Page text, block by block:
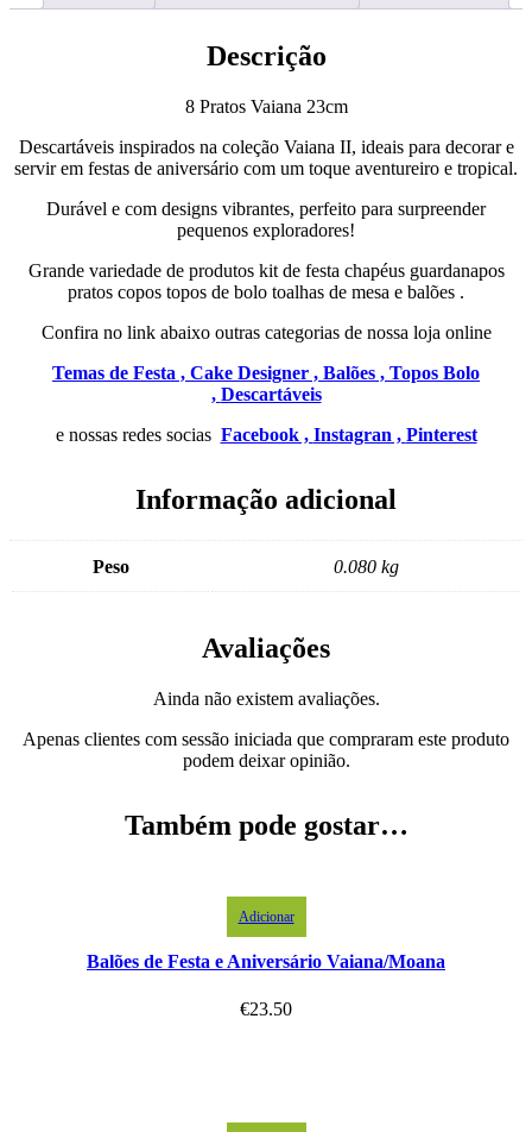
Descrição
8 Pratos Vaiana 23cm
Descartáveis inspirados na coleção Vaiana II, ideais para decorar e
servir em festas de aniversário com um toque aventureiro e tropical.
Durável e com designs vibrantes, perfeito para surpreender
pequenos exploradores!
Grande variedade de produtos kit de festa chapéus guardanapos
pratos copos topos de bolo toalhas de mesa e balões .
Confira no link abaixo outras categorias de nossa loja online
Temas de Festa , Cake Designer , Balões , Topos Bolo
, Descartáveis
e nossas redes socias Facebook , Instagran , Pinterest
Informação adicional
Peso 0.080 kg
Avaliações
Ainda não existem avaliações.
Apenas clientes com sessão iniciada que compraram este produto
podem deixar opinião.
Também pode gostar…
Adicionar
Balões de Festa e Aniversário Vaiana/Moana
€23.50